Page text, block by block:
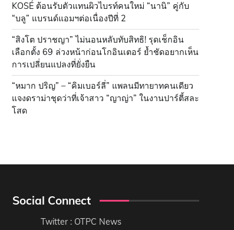
KOSÉ ต้อนรับตัวแทนผิวไบรท์คนใหม่ “นานิ” คู่กับ
“บลู” แบรนด์แอมฯต่อเนื่องปีที่ 2
“สิงโต ปราชญา” ไม่นอนหลับทับสิทธิ! รุดเช็กอิน
เลือกตั้ง 69 ล่วงหน้าก่อนโกอินเตอร์ ย้ำชัดอยากเห็น
การเปลี่ยนแปลงที่ยั่งยืน
“หมาก ปริญ” – “คิมเบอร์ลี่” แพลนมีทายาทคนเดียว
แจงดราม่าชุดว่าที่เจ้าสาว “ญาญ่า” ในงานปาร์ตี้สละ
โสด
Social Connect
Twitter : OTPC News